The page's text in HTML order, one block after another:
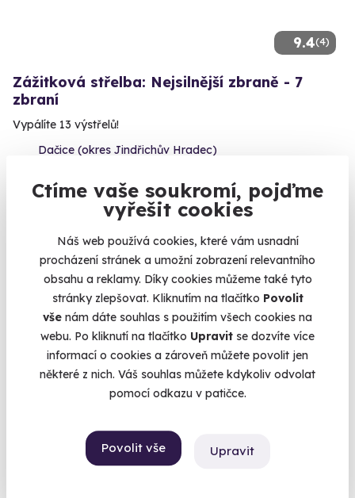
Ctíme vaše soukromí, pojďme
vyřešit cookies
Náš web používá cookies, které vám usnadní
procházení stránek a umožní zobrazení relevantního
obsahu a reklamy. Díky cookies můžeme také tyto
stránky zlepšovat. Kliknutím na tlačítko Povolit
vše nám dáte souhlas s použitím všech cookies na
webu. Po kliknutí na tlačítko Upravit se dozvíte více
informací o cookies a zároveň můžete povolit jen
některé z nich. Váš souhlas můžete kdykoliv odvolat
pomocí odkazu v patičce.
Povolit vše Upravit
9.4(4)
Zážitková střelba: Nejsilnější zbraně - 7
zbraní
Vypálíte 13 výstřelů!
Dačice (okres Jindřichův Hradec)
Volný termín už 14. 08. 2026
Zážitková střelba pro nadšence - 18 zbraní